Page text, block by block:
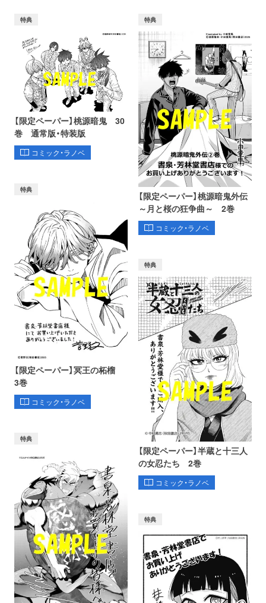
特典
【限定ペーパー】桃源暗鬼 30
巻 通常版・特装版
コミック・ラノベ
特典
【限定ペーパー】桃源暗鬼外伝
～月と桜の狂争曲～ 2巻
コミック・ラノベ
特典
【限定ペーパー】冥王の柘榴
3巻
コミック・ラノベ
特典
【限定ペーパー】半蔵と十三人
の女忍たち 2巻
コミック・ラノベ
特典
特典